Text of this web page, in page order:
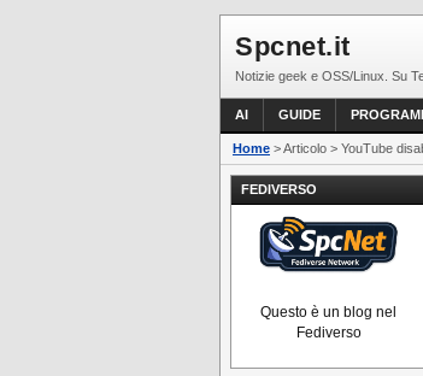
Spcnet.it
Notizie geek e OSS/Linux. Su
AI GUIDE
Home > Articolo > YouTube
FEDIVERSO
Questo è un blog nel
Fediverso